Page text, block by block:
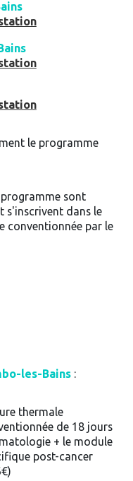
le programme
sont
s'inscrivent dans le
conventionnée par le
les-Bains:
thermale
de 18 jours
+ le module
post-cancer